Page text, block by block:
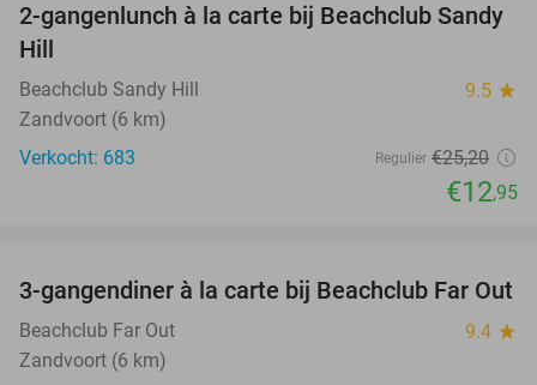
49%
2-gangenlunch à la carte bij Beachclub Sandy
Hill
Beachclub Sandy Hill 9.5 star
Zandvoort (6 km)
Verkocht: 683
Regulier €25,20
€12,95
38%
3-gangendiner à la carte bij Beachclub Far Out
Beachclub Far Out 9.4 star
Zandvoort (6 km)